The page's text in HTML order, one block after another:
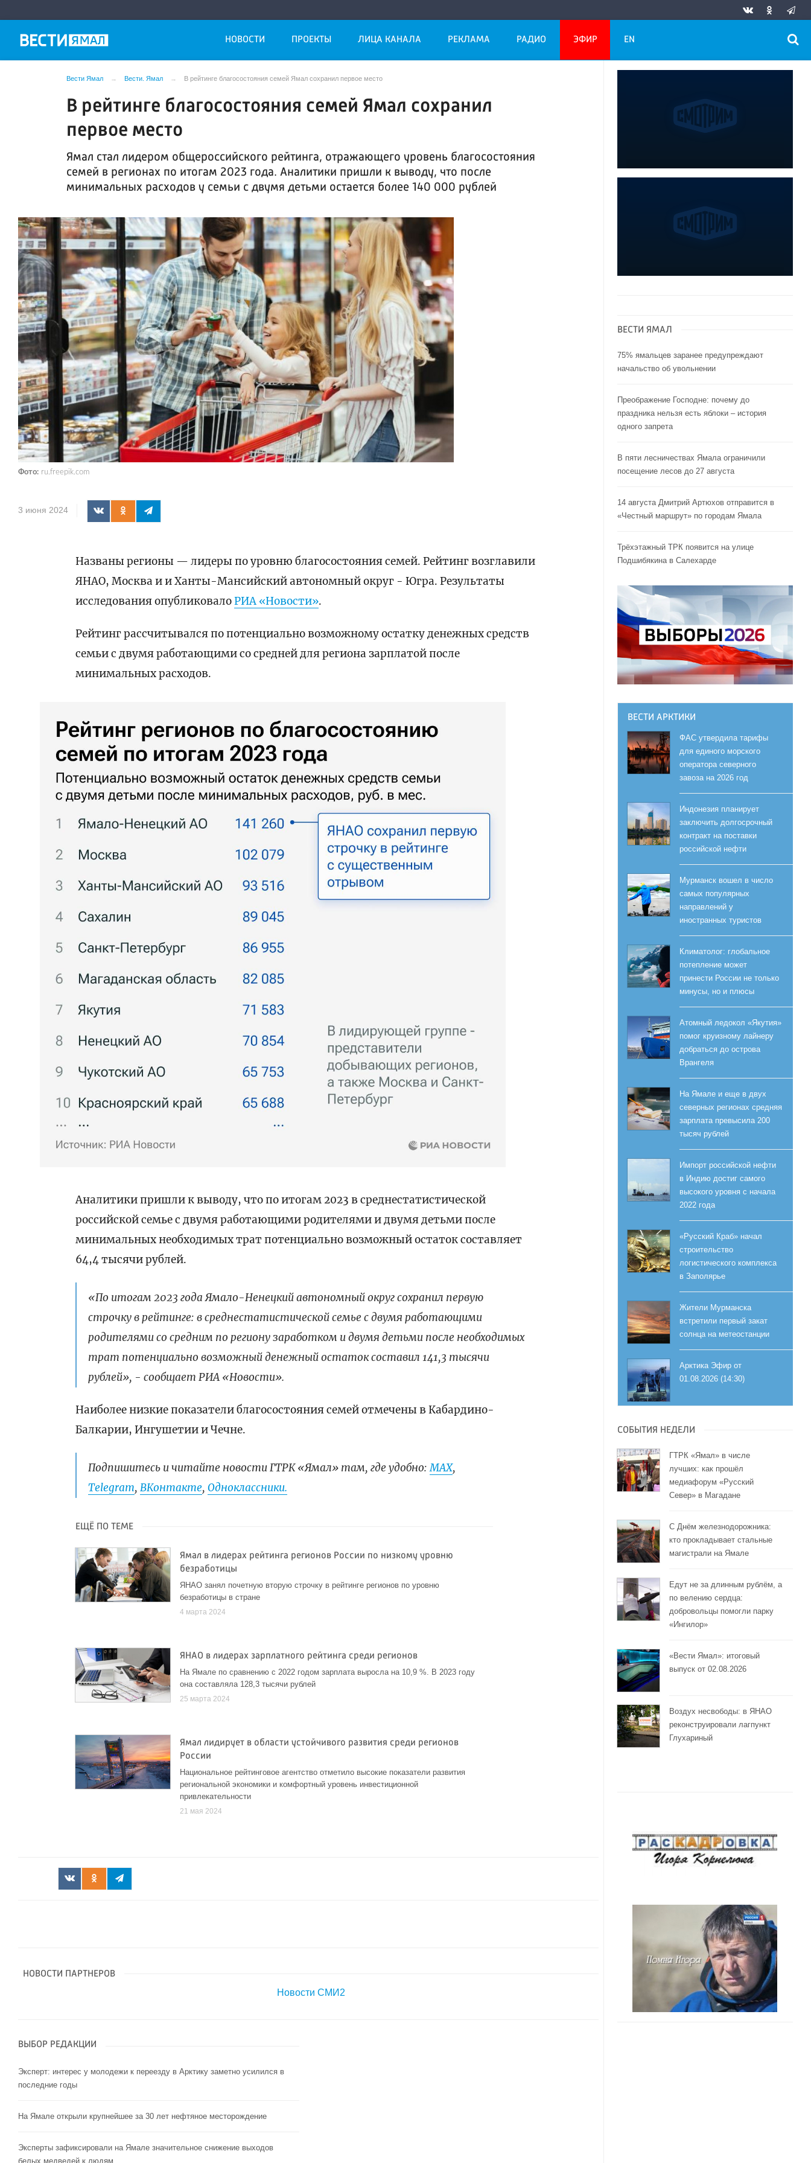
НОВОСТИ ПРОЕКТЫ ЛИЦА КАНАЛА РЕКЛАМА РАДИО ЭФИР EN
Вести Ямал Вести. Ямал В рейтинге благосостояния семей Ямал сохранил первое место
В рейтинге благосостояния семей Ямал сохранил
первое место
Ямал стал лидером общероссийского рейтинга, отражающего уровень благосостояния
семей в регионах по итогам 2023 года. Аналитики пришли к выводу, что после
минимальных расходов у семьи с двумя детьми остается более 140 000 рублей
Фото: ru.freepik.com
3 июня 2024
Названы регионы — лидеры по уровню благосостояния семей. Рейтинг возглавили
ЯНАО, Москва и и Ханты-Мансийский автономный округ - Югра. Результаты
исследования опубликовалоРИА «Новости».
Рейтинг рассчитывался по потенциально возможному остатку денежных средств
семьи с двумя работающими со средней для региона зарплатой после
минимальных расходов.
Аналитики пришли к выводу, что по итогам 2023 в среднестатистической
российской семье с двумя работающими родителями и двумя детьми после
минимальных необходимых трат потенциально возможный остаток составляет
64,4 тысячи рублей.
«По итогам 2023 года Ямало-Ненецкий автономный округ сохранил первую
строчку в рейтинге: в среднестатистической семье с двумя работающими
родителями со средним по региону заработком и двумя детьми после необходимых
трат потенциально возможный денежный остаток составил 141,3 тысячи
рублей», - сообщает РИА «Новости».
Наиболее низкие показатели благосостояния семей отмечены в Кабардино-
Балкарии, Ингушетии и Чечне.
Подпишитесь и читайте новости ГТРК «Ямал» там, где удобно:МАХ,
Telegram,ВКонтакте,Одноклассники.
ЕЩЁ ПО ТЕМЕ
Ямал в лидерах рейтинга регионов России по низкому уровню
безработицы
ЯНАО занял почетную вторую строчку в рейтинге регионов по уровню
безработицы в стране
4 марта 2024
ЯНАО в лидерах зарплатного рейтинга среди регионов
На Ямале по сравнению с 2022 годом зарплата выросла на 10,9 %. В 2023 году
она составляла 128,3 тысячи рублей
25 марта 2024
Ямал лидирует в области устойчивого развития среди регионов
России
Национальное рейтинговое агентство отметило высокие показатели развития
региональной экономики и комфортный уровень инвестиционной
привлекательности
21 мая 2024
НОВОСТИ ПАРТНЕРОВ
Новости СМИ2
ВЫБОР РЕДАКЦИИ
Эксперт: интерес у молодежи к переезду в Арктику заметно усилился в
последние годы
На Ямале открыли крупнейшее за 30 лет нефтяное месторождение
Эксперты зафиксировали на Ямале значительное снижение выходов
белых медведей к людям
ВЕСТИ ЯМАЛ
75% ямальцев заранее предупреждают
начальство об увольнении
Преображение Господне: почему до
праздника нельзя есть яблоки – история
одного запрета
В пяти лесничествах Ямала ограничили
посещение лесов до 27 августа
14 августа Дмитрий Артюхов отправится в
«Честный маршрут» по городам Ямала
Трёхэтажный ТРК появится на улице
Подшибякина в Салехарде
ВЕСТИ АРКТИКИ
ФАС утвердила тарифы
для единого морского
оператора северного
завоза на 2026 год
Индонезия планирует
заключить долгосрочный
контракт на поставки
российской нефти
Мурманск вошел в число
самых популярных
направлений у
иностранных туристов
Климатолог: глобальное
потепление может
принести России не только
минусы, но и плюсы
Атомный ледокол «Якутия»
помог круизному лайнеру
добраться до острова
Врангеля
На Ямале и еще в двух
северных регионах средняя
зарплата превысила 200
тысяч рублей
Импорт российской нефти
в Индию достиг самого
высокого уровня с начала
2022 года
«Русский Краб» начал
строительство
логистического комплекса
в Заполярье
Жители Мурманска
встретили первый закат
солнца на метеостанции
Арктика Эфир от
01.08.2026 (14:30)
СОБЫТИЯ НЕДЕЛИ
ГТРК «Ямал» в числе
лучших: как прошёл
медиафорум «Русский
Север» в Магадане
С Днём железнодорожника:
кто прокладывает стальные
магистрали на Ямале
Едут не за длинным рублём, а
по велению сердца:
добровольцы помогли парку
«Ингилор»
«Вести Ямал»: итоговый
выпуск от 02.08.2026
Воздух несвободы: в ЯНАО
реконструировали лагпункт
Глухариный